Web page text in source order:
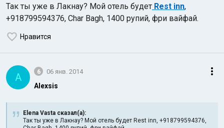
Так ты уже в Лакнау? Мой отель будет Rest inn,
+918799594376, Char Bagh, 1400 рупий, фри вайфай.
Нравится
A 6 06 янв. 2014
Alexsis
Elena Vasta сказал(а):
Так ты уже в Лакнау? Мой отель будет Rest inn, +918799594376,